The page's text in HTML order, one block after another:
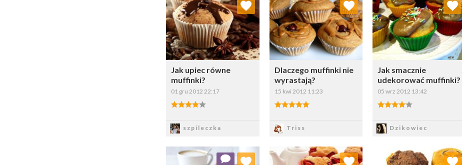
Jak upiec równe
muffinki?
01 gru 2012 22:17
4.00/5
szpileczka
Wybierz listę:
Dlaczego muffinki nie
wyrastają?
15 kwi 2012 11:23
5.00/5
Triss
Wybierz listę:
Jak smacznie
udekorować muffinki?
05 wrz 2012 13:42
4.00/5
Dzikowiec
Wybierz listę:
Dodaj do ulubionych Dodaj do ulubionych Dodaj do ulubionych